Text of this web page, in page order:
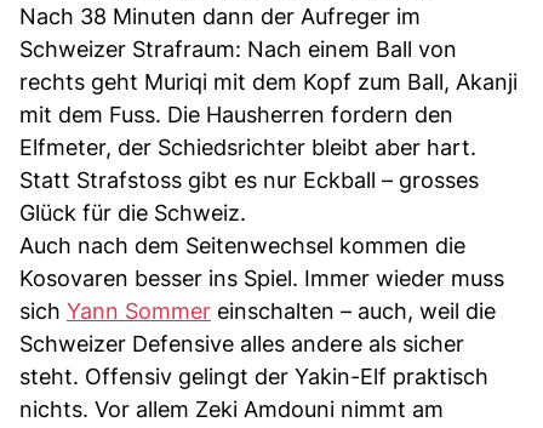
Nach 38 Minuten dann der Aufreger im
Schweizer Strafraum: Nach einem Ball von
rechts geht Muriqi mit dem Kopf zum Ball, Akanji
mit dem Fuss. Die Hausherren fordern den
Elfmeter, der Schiedsrichter bleibt aber hart.
Statt Strafstoss gibt es nur Eckball – grosses
Glück für die Schweiz.
Auch nach dem Seitenwechsel kommen die
Kosovaren besser ins Spiel. Immer wieder muss
sich Yann Sommer einschalten – auch, weil die
Schweizer Defensive alles andere als sicher
steht. Offensiv gelingt der Yakin-Elf praktisch
nichts. Vor allem Zeki Amdouni nimmt am